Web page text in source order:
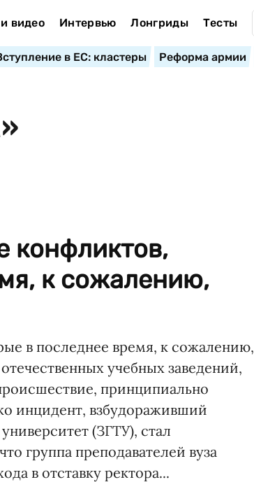
видео Интервью Лонгриды Тесты
в ЕС: кластеры Реформа армии
конфликтов,
к сожалению,
в последнее время, к сожалению,
учебных заведений,
принципиально
инцидент, взбудораживший
(ЗГТУ), стал
группа преподавателей вуза
в отставку ректора...